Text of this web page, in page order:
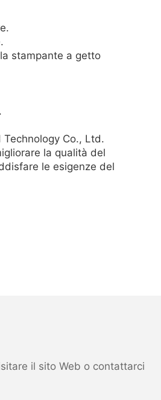
stampante a getto
Co., Ltd.
la qualità del
le esigenze del
il sito Web o contattarci